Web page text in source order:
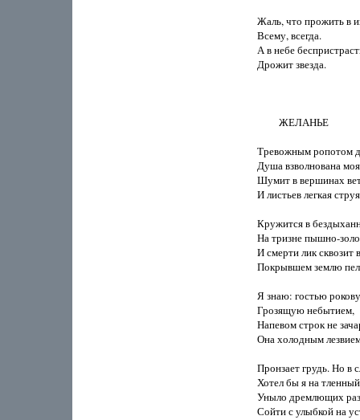
Жаль, что прожить в
Всему, всегда.
А в небе
Дрожит звезда.
         ЖЕЛАНЬЕ
Тревожным ропотом
Душа взволнована
Шумит в вершинах
И листьев легкая струя
Кружится в
На тризне пышно-
И смерти лик сквозит
Покрывшем землю
Я знаю: гостью
Грозящую небытием,
Напевом строк не
Она холодным
Пронзает грудь. Но в
Хотел бы я на
Уныло дремлющих
Сойти с улыбкой на